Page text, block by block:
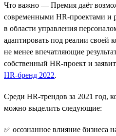
Что важно — Премия даёт
современными HR-проектами и
в области управления
адаптировать под реалии своей
не менее впечатляющие
собственный HR-проект и
HR-бренд 2022.
Среди HR-трендов за 2021 год,
можно выделить следующие:
✅ осознанное влияние бизнеса